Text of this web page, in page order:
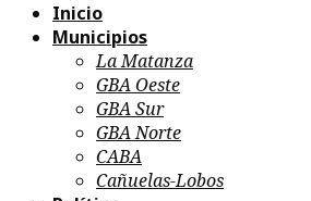
Inicio
Municipios
La Matanza
GBA Oeste
GBA Sur
GBA Norte
CABA
Cañuelas-Lobos